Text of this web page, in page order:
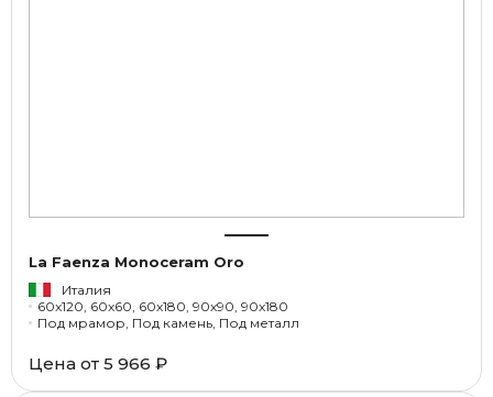
La Faenza Monoceram Oro
Италия
60x120, 60x60, 60x180, 90x90, 90x180
Под мрамор, Под камень, Под металл
Цена от 5 966 ₽